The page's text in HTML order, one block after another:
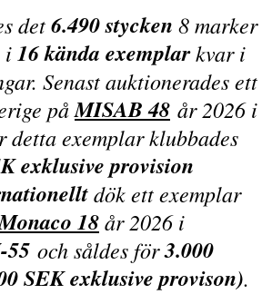
det6.490 stycken 8 marker
i16 kända exemplarkvar i
Senast auktionerades ett
påMISAB 48 år 2026 i
detta exemplar klubbades
exklusive provision
dök ett exemplar
18år 2026 i
55 och såldes för3.000
SEK exklusive provison).